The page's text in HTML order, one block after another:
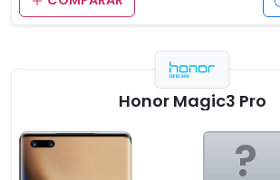
Honor Magic3 Pro
?